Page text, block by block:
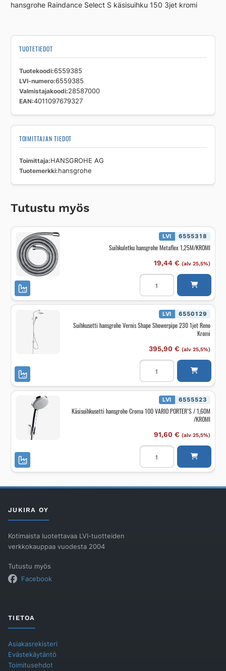
hansgrohe Raindance Select S käsisuihku 150 3jet kromi
TUOTETIEDOT
Tuotekoodi 6559385
LVI-numero 6559385
Valmistajakoodi 28587000
EAN 4011097679327
TOIMITTAJAN TIEDOT
Toimittaja HANSGROHE AG
Tuotemerkki hansgrohe
Tutustu myös
LVI 6555318
Suihkuletku hansgrohe Metaflex 1,25M/KROMI
19,44 € (alv 25,5%)
Suihkuletku
hansgrohe
Metaflex
1,25M/KROMI
määrä
LVI 6550129
Suihkusetti hansgrohe Vernis Shape Showerpipe 230 1jet Reno
Kromi
395,90 € (alv 25,5%)
Suihkusetti
hansgrohe
Vernis
Shape
Showerpipe
Reno
LVI 6555523
Käsisuihkusetti hansgrohe Croma 100 VARIO PORTER’S / 1,60M
/KROMI
91,60 € (alv 25,5%)
Käsisuihkusetti
hansgrohe
Croma
100
/
JUKIRA OY
Kotimaista luotettavaa LVI-tuotteiden
verkkokauppaa vuodesta 2004
Tutustu myös
Facebook
TIETOA
Asiakasrekisteri
Evästekäytäntö
Toimitusehdot